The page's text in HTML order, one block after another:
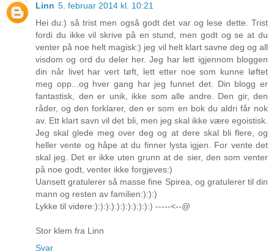
Linn 5. februar 2014 kl. 10:21
Hei du:) så trist men også godt det var og lese dette. Trist
fordi du ikke vil skrive på en stund, men godt og se at du
venter på noe helt magisk:) jeg vil helt klart savne deg og all
visdom og ord du deler her. Jeg har lett igjennom bloggen
din når livet har vert tøft, lett etter noe som kunne løftet
meg opp...og hver gang har jeg funnet det. Din blogg er
fantastisk, den er unik, ikke som alle andre. Den gir, den
råder, og den forklarer, den er som en bok du aldri får nok
av. Ett klart savn vil det bli, men jeg skal ikke være egoistisk.
Jeg skal glede meg over deg og at dere skal bli flere, og
heller vente og håpe at du finner lysta igjen. For vente det
skal jeg. Det er ikke uten grunn at de sier, den som venter
på noe godt, venter ikke forgjeves:)
Uansett gratulerer så masse fine Spirea, og gratulerer til din
mann og resten av familien:):):)
Lykke til videre:):):):):):):):):):):) -----<--@
Stor klem fra Linn
Svar